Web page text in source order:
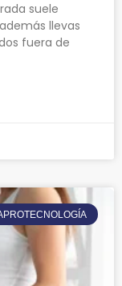
suele
llevas
fuera de